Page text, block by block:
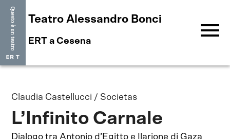
Teatro Alessandro Bonci
ERT a Cesena menu
Claudia Castellucci / Societas
L’Infinito Carnale
Dialogo tra Antonio d’Egitto e Ilarione di Gaza